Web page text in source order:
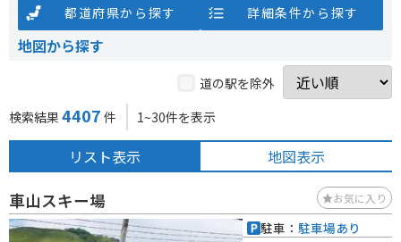
都道府県から探す 詳細条件から探す
地図から探す
道の駅を除外
検索結果 4407 件 1~30件を表示
リスト表示 地図表示
車山スキー場 お気に入り
駐車： 駐車場あり